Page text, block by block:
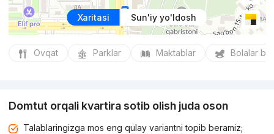
Xaritasi Sun'iy yo'ldosh
Ovqat Parklar Maktablar Bolalar
Domtut orqali kvartira sotib olish juda oson
Talablaringizga mos eng qulay variantni topib beramiz;